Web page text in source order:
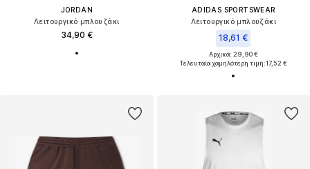
JORDAN
Λειτουργικό μπλουζάκι
34,90 €
ADIDAS SPORTSWEAR
Λειτουργικό μπλουζάκι
18,61 €
Αρχικά: 29,90 €
Τελευταία χαμηλότερη τιμή:17,52 €